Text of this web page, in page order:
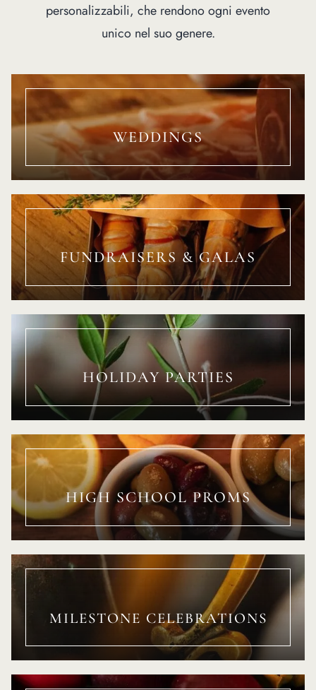
personalizzabili, che rendono ogni evento
unico nel suo genere.
WEDDINGS
FUNDRAISERS & GALAS
HOLIDAY PARTIES
HIGH SCHOOL PROMS
MILESTONE CELEBRATIONS